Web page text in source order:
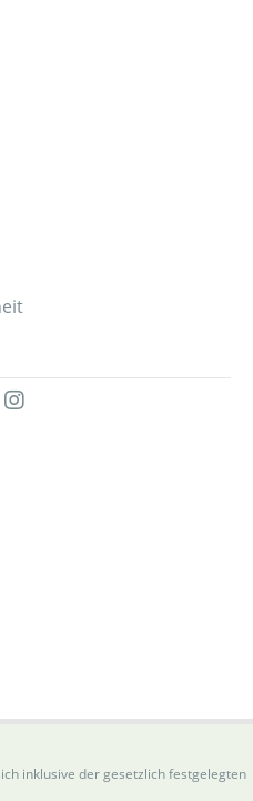
inklusive der gesetzlich festgelegten